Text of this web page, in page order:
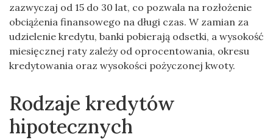
zazwyczaj od 15 do 30 lat, co pozwala na rozłożenie
obciążenia finansowego na długi czas. W zamian za
udzielenie kredytu, banki pobierają odsetki, a wysokość
miesięcznej raty zależy od oprocentowania, okresu
kredytowania oraz wysokości pożyczonej kwoty.
Rodzaje kredytów
hipotecznych